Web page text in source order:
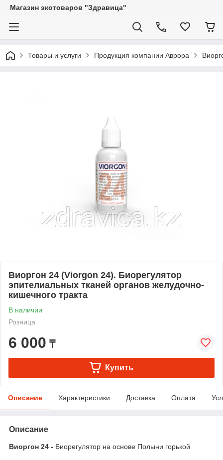
Магазин экотоваров "Здравица"
Товары и услуги Продукция компании Аврора
Виоргон 24 (Viorgon 24). Биорегулятор
эпителиальных тканей органов желудочно-
кишечного тракта
В наличии
Розница
6 000 ₸
Купить
Описание Характеристики Доставка Оплата
Описание
Виоргон 24 - Биорегулятор на основе Полыни горькой